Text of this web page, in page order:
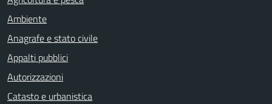
Ambiente
Anagrafe e stato civile
Appalti pubblici
Autorizzazioni
Catasto e urbanistica